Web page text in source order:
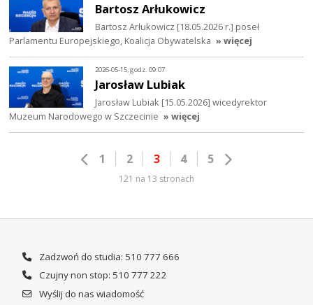
Bartosz Arłukowicz
Bartosz Arłukowicz [18.05.2026 r.] poseł
Parlamentu Europejskiego, Koalicja Obywatelska » więcej
2026-05-15, godz. 09:07
Jarosław Lubiak
Jarosław Lubiak [15.05.2026] wicedyrektor
Muzeum Narodowego w Szczecinie » więcej
1 2 3 4 5
121 na 13 stronach
Zadzwoń do studia: 510 777 666
Czujny non stop: 510 777 222
Wyślij do nas wiadomość